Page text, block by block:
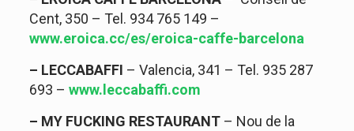
Cent, 350 – Tel. 934 765 149 –
www.eroica.cc/es/eroica-caffe-barcelona
– LECCABAFFI – Valencia, 341 – Tel. 935 287
693 – www.leccabaffi.com
– MY FUCKING RESTAURANT– Nou de la